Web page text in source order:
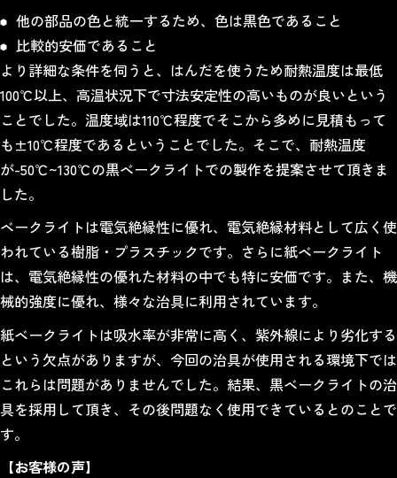
他の部品の色と統一するため、色は黒色であること
比較的安価であること
より詳細な条件を伺うと、はんだを使うため耐熱温度は最低
100℃以上、高温状況下で寸法安定性の高いものが良いという
ことでした。温度域は110℃程度でそこから多めに見積もって
も±10℃程度であるということでした。そこで、耐熱温度
が-50℃~130℃の黒ベークライトでの製作を提案させて頂きま
した。
ベークライトは電気絶縁性に優れ、電気絶縁材料として広く使
われている樹脂・プラスチックです。さらに紙ベークライト
は、電気絶縁性の優れた材料の中でも特に安価です。また、機
械的強度に優れ、様々な治具に利用されています。
紙ベークライトは吸水率が非常に高く、紫外線により劣化する
という欠点がありますが、今回の治具が使用される環境下では
これらは問題がありませんでした。結果、黒ベークライトの治
具を採用して頂き、その後問題なく使用できているとのことで
す。
【お客様の声】